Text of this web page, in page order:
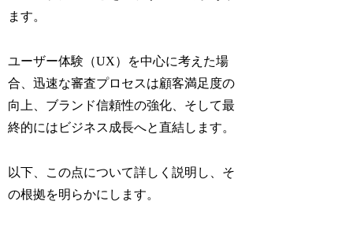
ます。
ユーザー体験（UX）を中心に考えた場
合、迅速な審査プロセスは顧客満足度の
向上、ブランド信頼性の強化、そして最
終的にはビジネス成長へと直結します。
以下、この点について詳しく説明し、そ
の根拠を明らかにします。